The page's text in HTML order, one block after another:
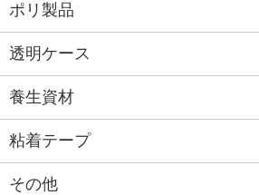
ポリ製品
透明ケース
養生資材
粘着テープ
その他